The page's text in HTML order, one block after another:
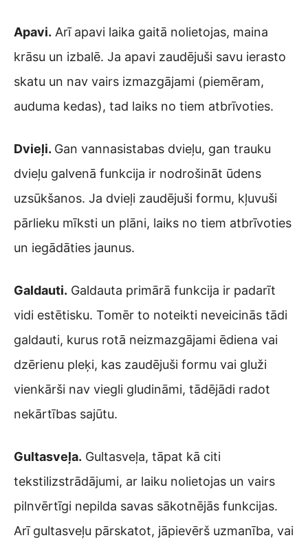
Apavi. Arī apavi laika gaitā nolietojas, maina
krāsu un izbalē. Ja apavi zaudējuši savu ierasto
skatu un nav vairs izmazgājami (piemēram,
auduma kedas), tad laiks no tiem atbrīvoties.
Dvieļi. Gan vannasistabas dvieļu, gan trauku
dvieļu galvenā funkcija ir nodrošināt ūdens
uzsūkšanos. Ja dvieļi zaudējuši formu, kļuvuši
pārlieku mīksti un plāni, laiks no tiem atbrīvoties
un iegādāties jaunus.
Galdauti. Galdauta primārā funkcija ir padarīt
vidi estētisku. Tomēr to noteikti neveicinās tādi
galdauti, kurus rotā neizmazgājami ēdiena vai
dzērienu pleķi, kas zaudējuši formu vai gluži
vienkārši nav viegli gludināmi, tādējādi radot
nekārtības sajūtu.
Gultasveļa. Gultasveļa, tāpat kā citi
tekstilizstrādājumi, ar laiku nolietojas un vairs
pilnvērtīgi nepilda savas sākotnējās funkcijas.
Arī gultasveļu pārskatot, jāpievērš uzmanība, vai